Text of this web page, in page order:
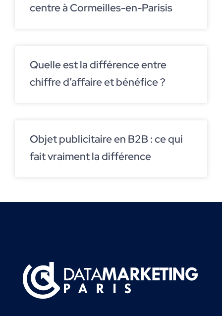
centre à Cormeilles-en-Parisis
Quelle est la différence entre
chiffre d’affaire et bénéfice ?
Objet publicitaire en B2B : ce qui
fait vraiment la différence